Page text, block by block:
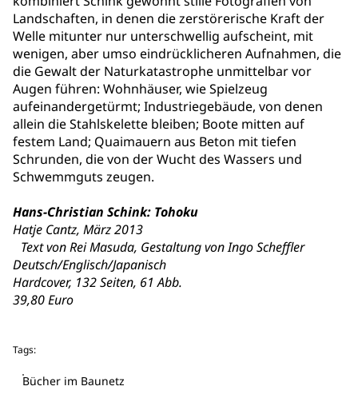
Landschaften, in denen die zerstörerische Kraft der
Welle mitunter nur unterschwellig aufscheint, mit
wenigen, aber umso eindrücklicheren Aufnahmen, die
die Gewalt der Naturkatastrophe unmittelbar vor
Augen führen: Wohnhäuser, wie Spielzeug
aufeinandergetürmt; Industriegebäude, von denen
allein die Stahlskelette bleiben; Boote mitten auf
festem Land; Quaimauern aus Beton mit tiefen
Schrunden, die von der Wucht des Wassers und
Schwemmguts zeugen.
Hans-Christian Schink: Tohoku
Hatje Cantz, März 2013
Text von Rei Masuda, Gestaltung von Ingo Scheffler
Deutsch/Englisch/Japanisch
Hardcover, 132 Seiten, 61 Abb.
39,80 Euro
Tags:
Bücher im Baunetz